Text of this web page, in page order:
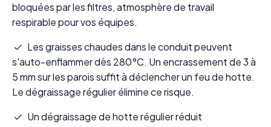
bloquées par les filtres, atmosphère de travail
respirable pour vos équipes.
Les graisses chaudes dans le conduit peuvent
s'auto-enflammer dès 280°C. Un encrassement de 3 à
5 mm sur les parois suffit à déclencher un feu de hotte.
Le dégraissage régulier élimine ce risque.
Un dégraissage de hotte régulier réduit